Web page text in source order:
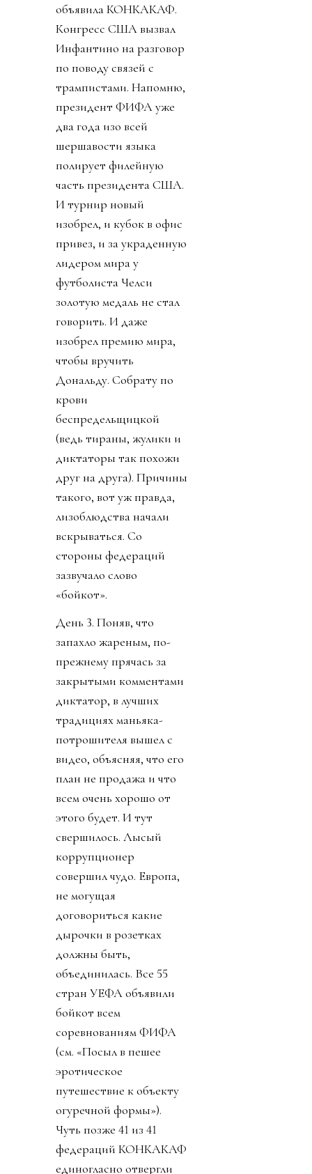
объявила КОНКАКАФ.
Конгресс США вызвал
Инфантино на разговор
по поводу связей с
трампистами. Напомню,
президент ФИФА уже
два года изо всей
шершавости языка
полирует филейную
часть президента США.
И турнир новый
изобрел, и кубок в офис
привез, и за украденную
лидером мира у
футболиста Челси
золотую медаль не стал
говорить. И даже
изобрел премию мира,
чтобы вручить
Дональду. Собрату по
крови
беспредельщицкой
(ведь тираны, жулики и
диктаторы так похожи
друг на друга). Причины
такого, вот уж правда,
лизоблюдства начали
вскрываться. Со
стороны федераций
зазвучало слово
«бойкот».
День 3. Поняв, что
запахло жареным, по-
прежнему прячась за
закрытыми комментами
диктатор, в лучших
традициях маньяка-
потрошителя вышел с
видео, объясняя, что его
план не продажа и что
всем очень хорошо от
этого будет. И тут
свершилось. Лысый
коррупционер
совершил чудо. Европа,
не могущая
договориться какие
дырочки в розетках
должны быть,
объединилась. Все 55
стран УЕФА объявили
бойкот всем
соревнованиям ФИФА
(см. «Посыл в пешее
эротическое
путешествие к объекту
огуречной формы»).
Чуть позже 41 из 41
федераций КОНКАКАФ
единогласно отвергли